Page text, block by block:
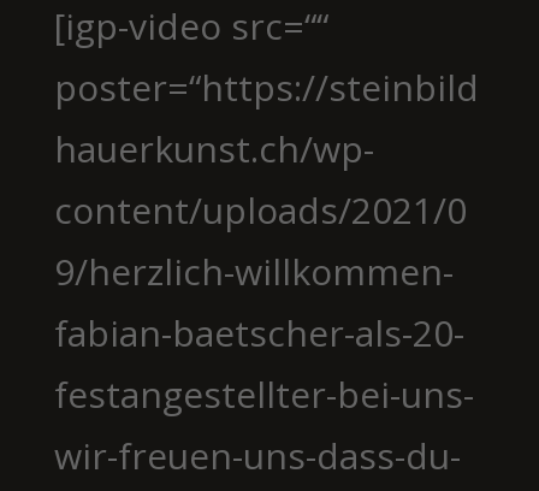
[igp-video src=““
poster=“https://steinbild
hauerkunst.ch/wp-
content/uploads/2021/0
9/herzlich-willkommen-
fabian-baetscher-als-20-
festangestellter-bei-uns-
wir-freuen-uns-dass-du-